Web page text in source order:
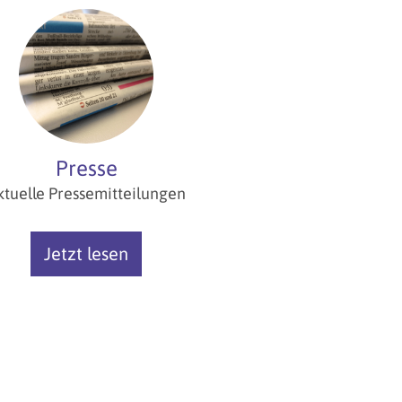
Presse
Pressemitteilungen
Jetzt lesen